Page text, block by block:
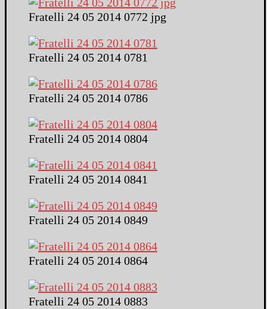
Fratelli 24 05 2014 0772 jpg
Fratelli 24 05 2014 0781
Fratelli 24 05 2014 0786
Fratelli 24 05 2014 0804
Fratelli 24 05 2014 0841
Fratelli 24 05 2014 0849
Fratelli 24 05 2014 0864
Fratelli 24 05 2014 0883